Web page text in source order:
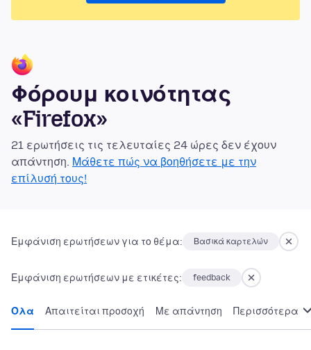
Φόρουμ κοινότητας
«Firefox»
21 ερωτήσεις τις τελευταίες 24 ώρες δεν έχουν
απάντηση. Μάθετε πώς να βοηθήσετε με την
επίλυσή τους!
Εμφάνιση ερωτήσεων για το θέμα: Βασικά καρτελών
Εμφάνιση ερωτήσεων με ετικέτες: feedback
Όλα Απαιτείται προσοχή Με απάντηση Περισσότερα